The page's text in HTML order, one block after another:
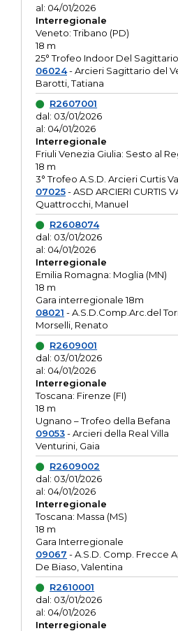
al: 04/01/2026
Interregionale
Veneto: Tribano (PD)
18 m
25° Trofeo Indoor Del Sagittario
06024- Arcieri Sagittario del
Barotti, Tatiana
R2607001
dal: 03/01/2026
al: 04/01/2026
Interregionale
Friuli Venezia Giulia: Sesto al
18 m
3° Trofeo A.S.D. Arcieri Curtis
07025- ASD ARCIERI CURTIS
Quattrocchi, Manuel
R2608074
dal: 03/01/2026
al: 04/01/2026
Interregionale
Emilia Romagna: Moglia (MN)
18 m
Gara interregionale 18m
08021 - A.S.D.Comp.Arc.del
Morselli, Renato
R2609001
dal: 03/01/2026
al: 04/01/2026
Interregionale
Toscana: Firenze (FI)
18 m
Ugnano – Trofeo della Befana
09053- Arcieri della Real Villa
Venturini, Gaia
R2609002
dal: 03/01/2026
al: 04/01/2026
Interregionale
Toscana: Massa (MS)
18 m
Gara Interregionale
09067 - A.S.D. Comp. Frecce
De Biaso, Valentina
R2610001
dal: 03/01/2026
al: 04/01/2026
Interregionale